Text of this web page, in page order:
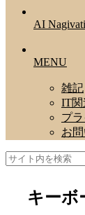
AI
MENU
雑記
IT関
プ
お
キーボ